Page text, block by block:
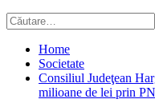
Caută
după:
Home
Societate
Consiliul Judeţean
milioane de lei prin